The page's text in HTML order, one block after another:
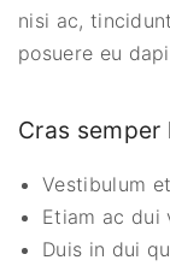
nisi ac,
posuere eu
Cras
Vestibulum
Etiam ac dui
Duis in dui